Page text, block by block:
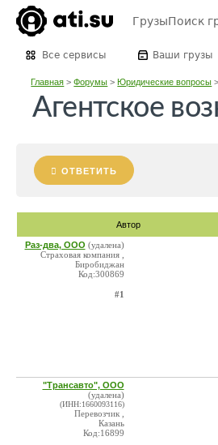
ГрузыПоиск
Все сервисы Ваши грузы
Главная >Форумы >Юридические вопросы
Агентское
ОТВЕТИТЬ
Автор
Раз-два, ООО (удалена)
Страховая компания ,
Биробиджан
Код:300869
#1
"Трансавто", ООО
(удалена)
(ИНН:1660093116)
Перевозчик ,
Казань
Код:16899